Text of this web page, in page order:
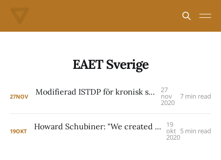
EAET Sverige
27NOV Modifierad ISTDP för kronisk smärta: EAET 27
nov
2020
7 min read
19OKT Howard Schubiner: "We created a simpler version of ISTDP" 19
okt
2020
5 min read